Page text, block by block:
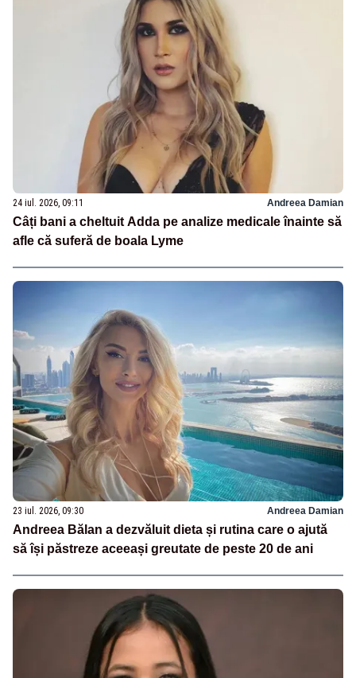
24 iul. 2026, 09:11 Andreea Damian
Câți bani a cheltuit Adda pe analize medicale înainte să
afle că suferă de boala Lyme
23 iul. 2026, 09:30 Andreea Damian
Andreea Bălan a dezvăluit dieta și rutina care o ajută
să își păstreze aceeași greutate de peste 20 de ani